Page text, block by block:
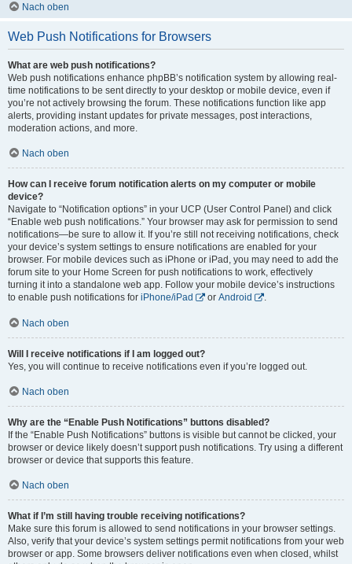
Nach oben
Web Push Notifications for Browsers
What are web push notifications?
Web push notifications enhance phpBB’s notification system by allowing real-
time notifications to be sent directly to your desktop or mobile device, even if
you’re not actively browsing the forum. These notifications function like app
alerts, providing instant updates for private messages, post interactions,
moderation actions, and more.
Nach oben
How can I receive forum notification alerts on my computer or mobile
device?
Navigate to “Notification options” in your UCP (User Control Panel) and click
“Enable web push notifications.” Your browser may ask for permission to send
notifications—be sure to allow it. If you’re still not receiving notifications, check
your device’s system settings to ensure notifications are enabled for your
browser. For mobile devices such as iPhone or iPad, you may need to add the
forum site to your Home Screen for push notifications to work, effectively
turning it into a standalone web app. Follow your mobile device’s instructions
to enable push notifications for iPhone/iPad or Android .
Nach oben
Will I receive notifications if I am logged out?
Yes, you will continue to receive notifications even if you’re logged out.
Nach oben
Why are the “Enable Push Notifications” buttons disabled?
If the “Enable Push Notifications” buttons is visible but cannot be clicked, your
browser or device likely doesn’t support push notifications. Try using a different
browser or device that supports this feature.
Nach oben
What if I’m still having trouble receiving notifications?
Make sure this forum is allowed to send notifications in your browser settings.
Also, verify that your device’s system settings permit notifications from your web
browser or app. Some browsers deliver notifications even when closed, whilst